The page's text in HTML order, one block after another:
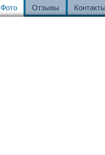
Фото Отзывы Контакты